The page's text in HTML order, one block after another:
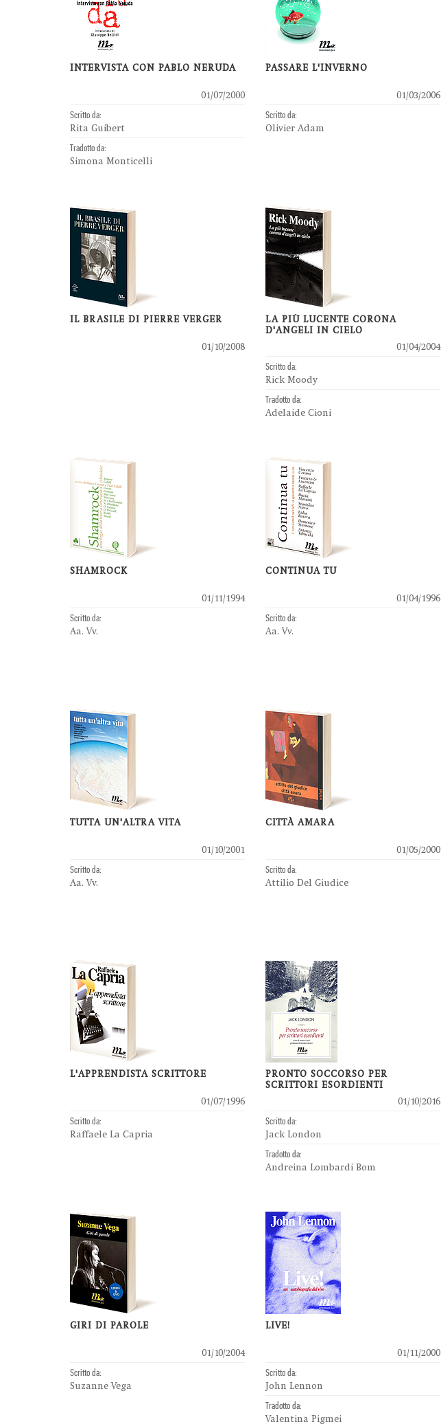
INTERVISTA CON PABLO NERUDA
01/07/2000
Scritto da:
Rita Guibert
Tradotto da:
Simona Monticelli
PASSARE L'INVERNO
01/03/2006
Scritto da:
Olivier Adam
IL BRASILE DI PIERRE VERGER
01/10/2008
LA PIÙ LUCENTE CORONA
D'ANGELI IN CIELO
01/04/2004
Scritto da:
Rick Moody
Tradotto da:
Adelaide Cioni
SHAMROCK
01/11/1994
Scritto da:
Aa. Vv.
CONTINUA TU
01/04/1996
Scritto da:
Aa. Vv.
TUTTA UN'ALTRA VITA
01/10/2001
Scritto da:
Aa. Vv.
CITTÀ AMARA
01/05/2000
Scritto da:
Attilio Del Giudice
L'APPRENDISTA SCRITTORE
01/07/1996
Scritto da:
Raffaele La Capria
PRONTO SOCCORSO PER
SCRITTORI ESORDIENTI
01/10/2016
Scritto da:
Jack London
Tradotto da:
Andreina Lombardi Bom
GIRI DI PAROLE
01/10/2004
Scritto da:
Suzanne Vega
LIVE!
01/11/2000
Scritto da:
John Lennon
Tradotto da:
Valentina Pigmei